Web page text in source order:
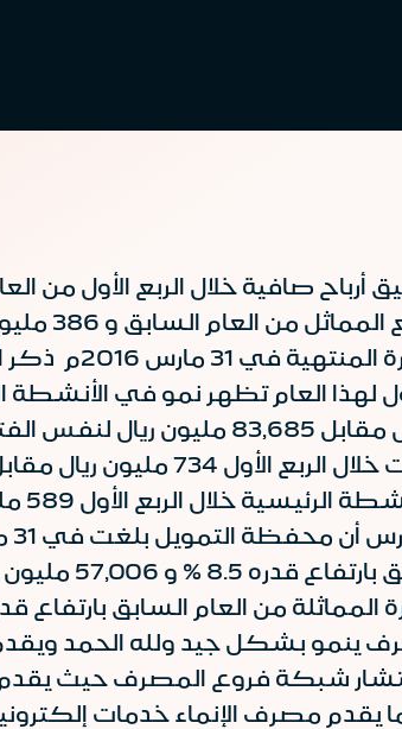
وعن النتائج
ينمو بشكل جيد ولله الحمد ويقدم
يقدم مصرف الإنماء خدمات